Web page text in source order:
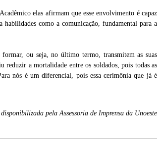
elas afirmam que esse envolvimento é capaz
habilidades como a comunicação, fundamental para a
formar, ou seja, no último termo, transmitem as suas
reduzir a mortalidade entre os soldados, pois todas as
nós é um diferencial, pois essa cerimônia que já é
pela Assessoria de Imprensa da Unoeste